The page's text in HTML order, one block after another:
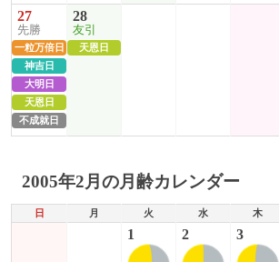
27
先勝
一粒万倍日
神吉日
大明日
天恩日
不成就日
28
友引
天恩日
2005年2月の月齢カレンダー
日 月 火 水 木
1 2 3